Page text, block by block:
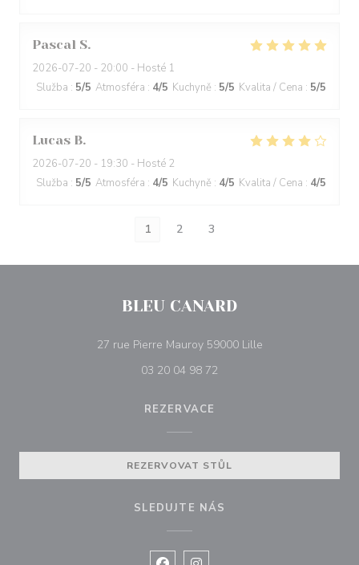
Pascal S
2026-07-20 - 20:00 - Hosté 1
Služba : 5/5 Atmosféra : 4/5 Kuchyně : 5/5 Kvalita / Cena : 5/5
Lucas B
2026-07-20 - 19:30 - Hosté 2
Služba : 5/5 Atmosféra : 4/5 Kuchyně : 4/5 Kvalita / Cena : 4/5
1 2 3
BLEU CANARD
27 rue Pierre Mauroy 59000 Lille((otevře se v
03 20 04 98 72
REZERVACE
REZERVOVAT STŮL
SLEDUJTE NÁS